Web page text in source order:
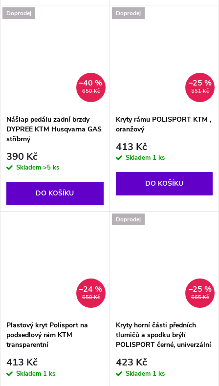
Doprodej
650 Kč
–40 %
Nášlap pedálu zadní brzdy
DYPREE KTM Husqvarna GAS
stříbrný
390 Kč
Skladem >5 ks
DO KOŠÍKU
Doprodej
551 Kč
–25 %
Kryty rámu POLISPORT KTM ,
oranžový
413 Kč
Skladem 1 ks
DO KOŠÍKU
550 Kč
–24 %
Plastový kryt Polisport na
podsedlový rám KTM
transparentní
413 Kč
Skladem 1 ks
Doprodej
565 Kč
–25 %
Kryty horní části předních
tlumičů a spodku brýlí
POLISPORT černé, univerzální
423 Kč
Skladem 1 ks